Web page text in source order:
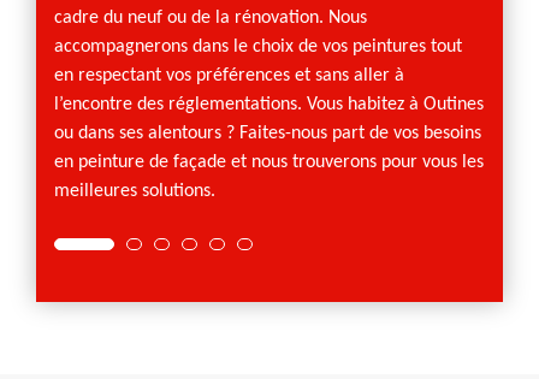
cadre du neuf ou de la rénovation. Nous
accompagnerons dans le choix de vos peintures tout
en respectant vos préférences et sans aller à
l’encontre des réglementations. Vous habitez à Outines
ou dans ses alentours ? Faites-nous part de vos besoins
en peinture de façade et nous trouverons pour vous les
meilleures solutions.